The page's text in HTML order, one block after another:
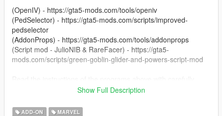
(OpenIV) - https://gta5-mods.com/tools/openiv
(PedSelector) - https://gta5-mods.com/scripts/improved-
pedselector
(AddonProps) - https://gta5-mods.com/tools/addonprops
(Script mod - JulioNIB & RareFacer) - https://gta5-
mods.com/scripts/green-goblin-glider-and-powers-script-mod
Show Full Description
ADD-ON MARVEL